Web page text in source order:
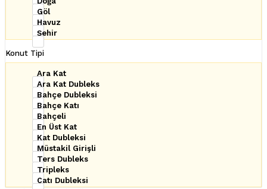
Göl
Havuz
Şehir
Konut Tipi
Ara Kat
Ara Kat Dubleks
Bahçe Dubleksi
Bahçe Katı
Bahçeli
En Üst Kat
Kat Dubleksi
Müstakil Girişli
Ters Dubleks
Tripleks
Çatı Dubleksi